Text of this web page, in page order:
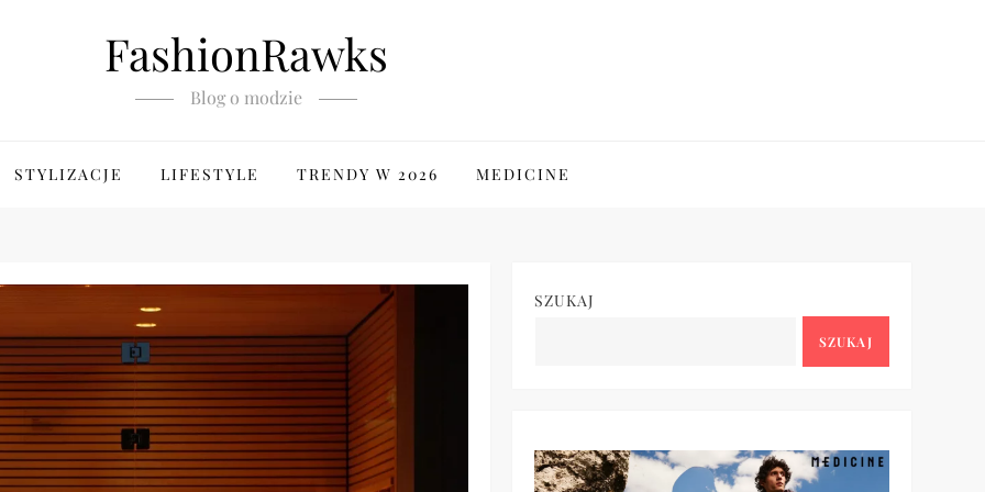
FashionRawks
Blog o modzie
STYLIZACJE LIFESTYLE TRENDY W 2026 MEDICINE
SZUKAJ
SZUKAJ